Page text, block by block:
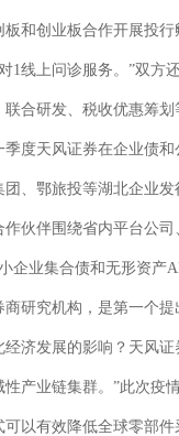
和创业板合作开展投
1线上问诊服务。”双方
合研发、税收优惠筹划
度天风证券在企业债
、鄂旅投等湖北企业
伙伴围绕省内平台公
企业集合债和无形资产
研究机构，是第一个
济发展的影响？天风
产业链集群。”此次疫
以有效降低全球零部